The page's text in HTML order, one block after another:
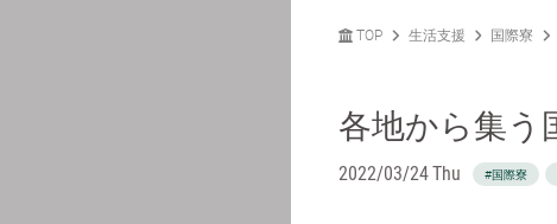
TOP 生活支援 国際寮
各地から集う
2022/03/24 Thu #国際寮